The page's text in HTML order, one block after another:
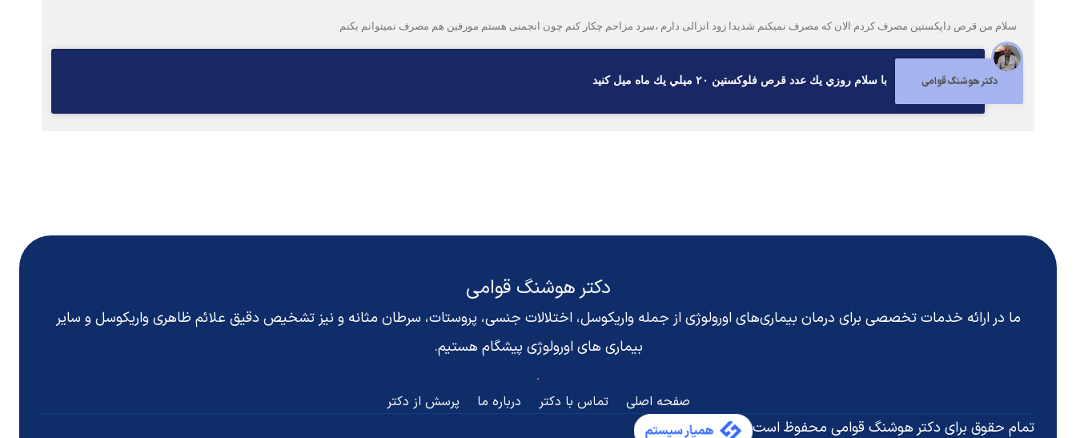
سلام من قرص داپکستین مصرف کردم الان که مصرف نمیکنم شدیدا زود انزالی دارم ،سرد مزاحم چکار کنم چون انجمنی هستم مورفین هم مصرف نمیتوانم بکنم
دکتر هوشنگ قوامی با سلام روزي يك عدد قرص فلوكستين ٢٠ ميلي يك ماه ميل كنيد
دکتر هوشنگ قوامی
ما در ارائه خدمات تخصصی برای درمان بیماری‌های اورولوژی از جمله واریکوسل، اختلالات جنسی، پروستات، سرطان مثانه و نیز تشخیص دقیق علائم ظاهری واریکوسلو سایر
بیماری های اورولوژی پیشگام هستیم.
صفحه اصلی تماس با دکتر درباره ما پرسش از دکتر
تمام حقوق برای دکتر هوشنگ قوامی محفوظ است